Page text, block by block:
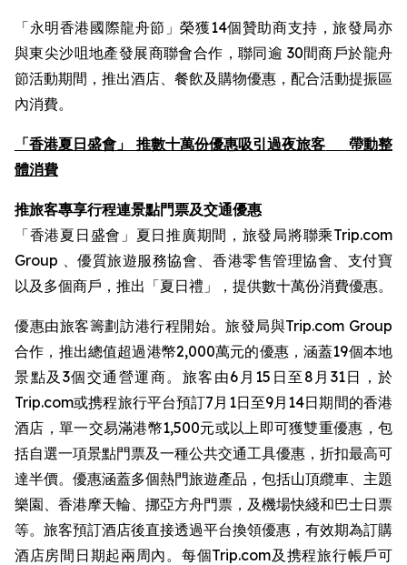
「永明香港國際龍舟節」榮獲14個贊助商支持，旅發局亦
與東尖沙咀地產發展商聯會合作，聯同逾 30間商戶於龍舟
節活動期間，推出酒店、餐飲及購物優惠，配合活動提振區
內消費。
「香港夏日盛會」 推數十萬份優惠吸引過夜旅客
帶動整
體消費
推旅客專享行程連景點門票及交通優惠
「香港夏日盛會」夏日推廣期間，旅發局將聯乘Trip.com
Group 、優質旅遊服務協會、香港零售管理協會、支付寶
以及多個商戶，推出「夏日禮」，提供數十萬份消費優惠。
優惠由旅客籌劃訪港行程開始。旅發局與Trip.com Group
合作，推出總值超過港幣2,000萬元的優惠，涵蓋19個本地
景點及3個交通營運商。旅客由6月15日至8月31日，於
Trip.com或携程旅行平台預訂7月1日至9月14日期間的香港
酒店，單一交易滿港幣1,500元或以上即可獲雙重優惠，包
括自選一項景點門票及一種公共交通工具優惠，折扣最高可
達半價。優惠涵蓋多個熱門旅遊產品，包括山頂纜車、主題
樂園、香港摩天輪、挪亞方舟門票，及機場快綫和巴士日票
等。旅客預訂酒店後直接透過平台換領優惠，有效期為訂購
酒店房間日期起兩周內。每個Trip.com及携程旅行帳戶可